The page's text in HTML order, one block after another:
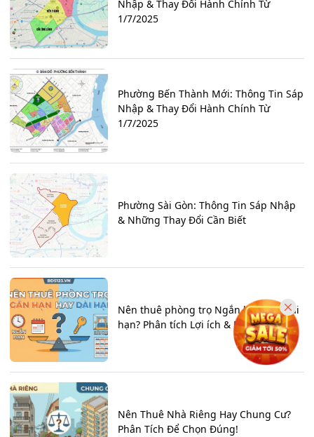
Nhập & Thay Đổi Hành Chính Từ
1/7/2025
Phường Bến Thành Mới: Thông Tin Sáp
Nhập & Thay Đổi Hành Chính Từ
1/7/2025
Phường Sài Gòn: Thông Tin Sáp Nhập
& Những Thay Đổi Cần Biết
Nên thuê phòng trọ Ngắn hạn hay Dài
hạn? Phân tích Lợi ích & Rủi ro
Nên Thuê Nhà Riêng Hay Chung Cư?
Phân Tích Để Chọn Đúng!